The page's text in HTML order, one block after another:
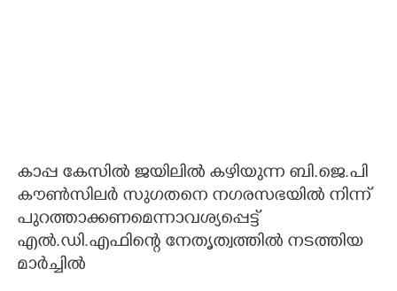
കാപ്പ കേസിൽ ജയിലിൽ കഴിയുന്ന ബി.ജെ.പി
കൗൺസിലർ സുഗതനെ നഗരസഭയിൽ നിന്ന്
പുറത്താക്കണമെന്നാവശ്യപ്പെട്ട്
എൽ.ഡി.എഫിന്റെ നേതൃത്വത്തിൽ നടത്തിയ
മാർച്ചിൽ